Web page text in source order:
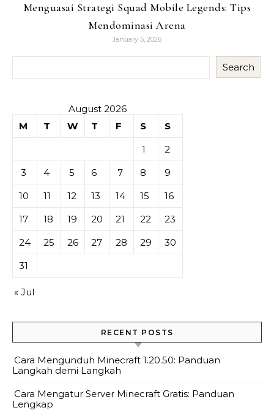
Menguasai Strategi Squad Mobile Legends: Tips
Mendominasi Arena
January 5, 2026
Search
August 2026
M
T W T F S
S
1
2
3
4 5 6 7 8
9
10
11 12 13 14 15
16
17
18 19 20 21 22
23
24
25 26 27 28 29
30
31
« Jul
RECENT POSTS
Cara Mengunduh Minecraft 1.20.50: Panduan
Langkah demi Langkah
Cara Mengatur Server Minecraft Gratis: Panduan
Lengkap